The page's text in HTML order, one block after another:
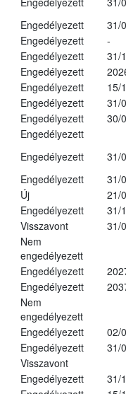
Engedélyezett
31/
Engedélyezett
-
Engedélyezett
31/
Engedélyezett
Engedélyezett
15/
Engedélyezett
31/
Engedélyezett
30/
Engedélyezett
Engedélyezett
31/
Engedélyezett
31/
Új
21/
Engedélyezett
31/
Visszavont
31/
Nem
engedélyezett
Engedélyezett
Engedélyezett
Nem
engedélyezett
Engedélyezett
02/
Engedélyezett
31/
Visszavont
Engedélyezett
31/